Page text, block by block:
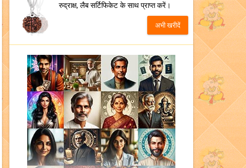
रुद्राक्ष, लैब सर्टिफिकेट के साथ प्राप्त करें।
अभी खरीदें